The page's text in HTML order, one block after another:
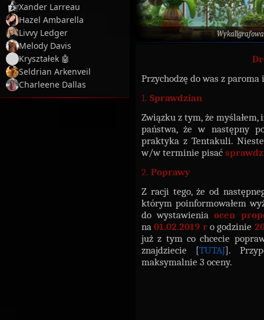
Xander Larreau
Hazel Ambarella
Livvy Ledger
Melody Davis
Kryształek 🤖
Seldrian Arkenveil
Charleene Dallas
Przychodzę do was z
1. Sprawdzian
Związku z tym, że
państwa, że w następny
praktyka z Tentakuli.
w/w terminie pisać
2. Poprawy
Z racji tego, że od
którym poinformowałem
do wystawienia ocen
na01.02.2019 r o godzinie
już z tym co chcecie
znajdziecie [TUTAJ].
maksymalnie 3 oceny.